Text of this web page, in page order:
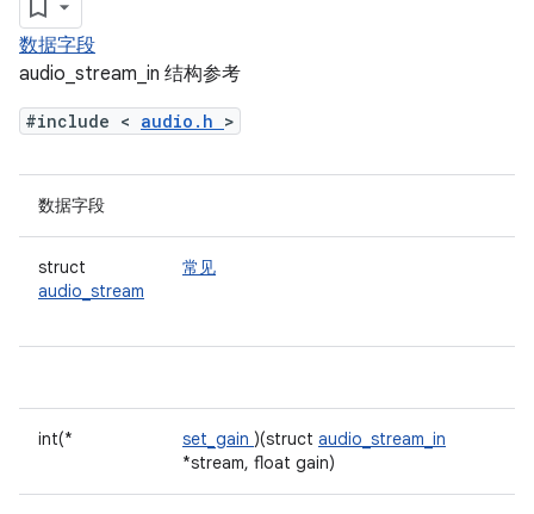
数据字段
audio_stream_in 结构参考
#include < audio.h >
数据字段
struct
audio_stream
常见
int(* set_gain )(struct audio_stream_in
*stream, float gain)